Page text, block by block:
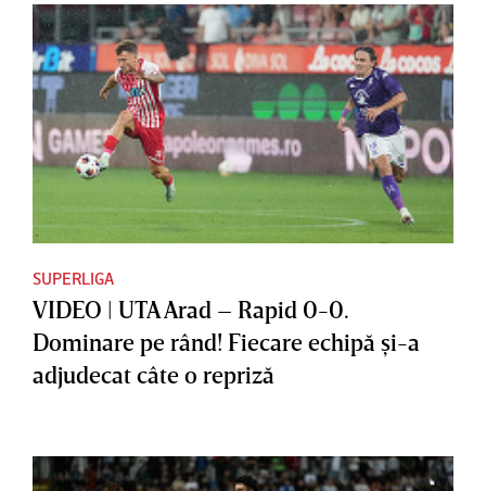
SUPERLIGA
VIDEO | UTA Arad – Rapid 0-0.
Dominare pe rând! Fiecare echipă şi-a
adjudecat câte o repriză